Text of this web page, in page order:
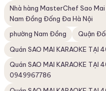
Nhà hàng MasterChef Sao
Nam Đồng Đống Đa Hà Nội
phường Nam Đồng
Quận
Quán SAO MAI KARAOKE TẠI
Quán SAO MAI KARAOKE TẠI
0949967786